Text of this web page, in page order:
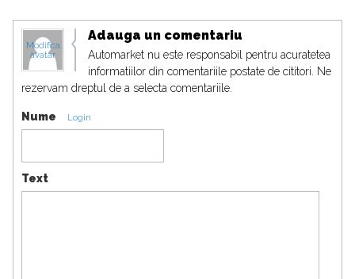
Modifica
avatar
Adauga un comentariu
Automarket nu este responsabil pentru acuratetea
informatiilor din comentariile postate de cititori. Ne
rezervam dreptul de a selecta comentariile.
Nume Login
Text